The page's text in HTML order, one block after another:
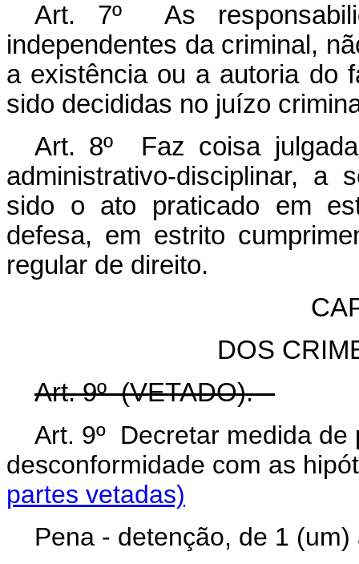
Art. 7º As
independentes da criminal,
a existência ou a autoria do
sido decididas no juízo
Art. 8º Faz coisa
administrativo-disciplinar, a
sido o ato praticado em
defesa, em estrito
regular de direito.
DOS
Art. 9º (VETADO).
Art. 9º Decretar medida
desconformidade com as
partes vetadas)
Pena - detenção, de 1